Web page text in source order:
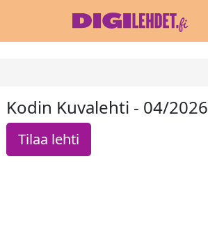
Kodin Kuvalehti - 04/2026
Tilaa lehti